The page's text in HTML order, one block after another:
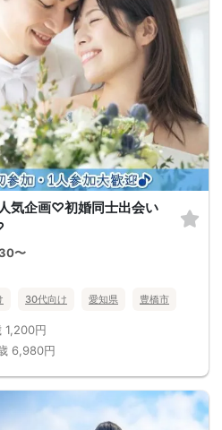
気企画♡初婚同士出会い
〜
30代向け 愛知県 豊橋市
1,200円
6,980円